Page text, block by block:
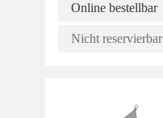
Online bestellbar
Nicht reservierbar